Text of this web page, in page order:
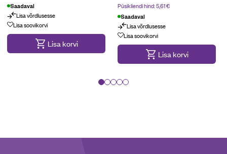
Saadaval
Lisa võrdlusesse
Lisa soovikorvi
Lisa korvi
Püsikliendi hind:5,61€
Saadaval
Lisa võrdlusesse
Lisa soovikorvi
Lisa korvi